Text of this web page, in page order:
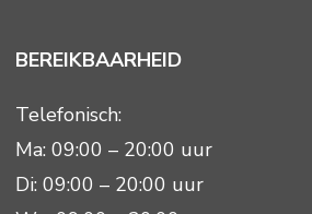
BEREIKBAARHEID
Telefonisch:
Ma: 09:00 – 20:00 uur
Di: 09:00 – 20:00 uur